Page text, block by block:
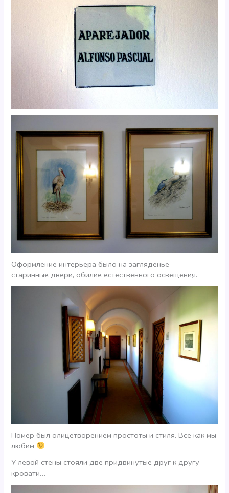
Оформление интерьера было на загляденье —
старинные двери, обилие естественного освещения.
Номер был олицетворением простоты и стиля. Все как мы
любим
У левой стены стояли две придвинутые друг к другу
кровати…